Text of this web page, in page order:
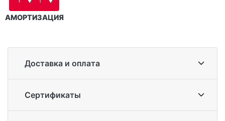
АМОРТИЗАЦИЯ
Доставка и оплата
Сертификаты